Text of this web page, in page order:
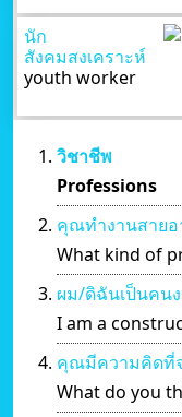
นัก
สังคมสงเคราะห์
youth worker
วิชาชีพ
Professions
คุณทำงานสายอ
What kind of
ผม/ดิฉันเป็นคน
I am a
คุณมีความคิดที่
What do you